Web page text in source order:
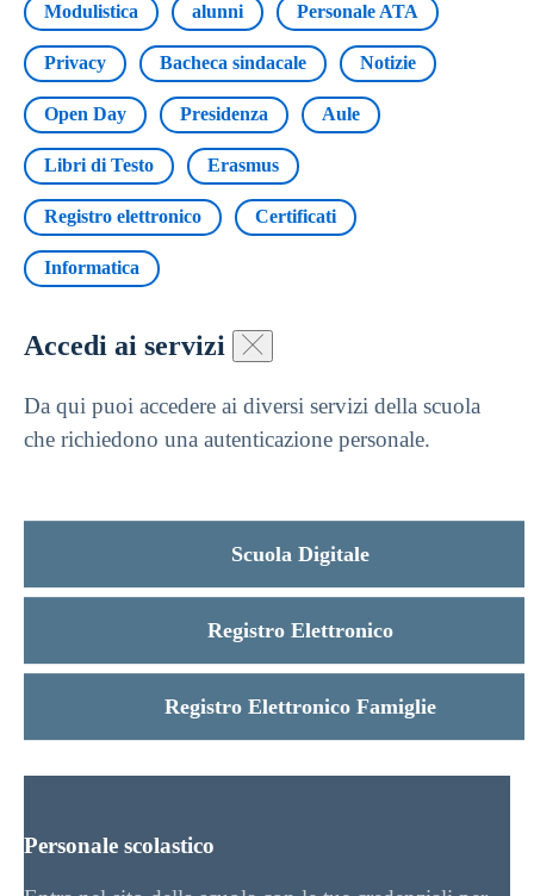
Modulistica alunni Personale ATA
Privacy Bacheca sindacale Notizie
Open Day Presidenza Aule
Libri di Testo Erasmus
Registro elettronico Certificati
Informatica
Accedi ai servizi
Da qui puoi accedere ai diversi servizi della scuola
che richiedono una autenticazione personale.
Scuola Digitale
Registro Elettronico
Registro Elettronico Famiglie
Personale scolastico